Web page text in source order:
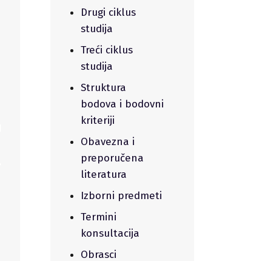
Drugi ciklus
studija
Treći ciklus
studija
Struktura
bodova i bodovni
kriteriji
Obavezna i
preporučena
literatura
Izborni predmeti
Termini
konsultacija
Obrasci